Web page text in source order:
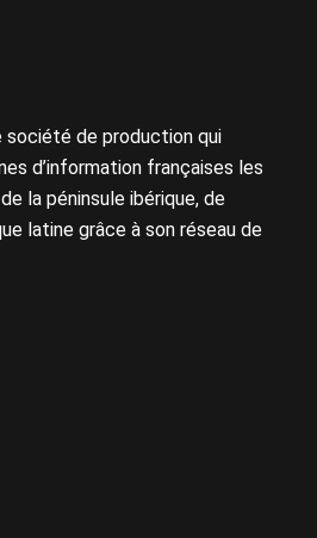
société de production qui
d’information françaises les
la péninsule ibérique, de
latine grâce à son réseau de